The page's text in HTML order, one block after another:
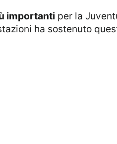
importanti per la
ha sostenuto